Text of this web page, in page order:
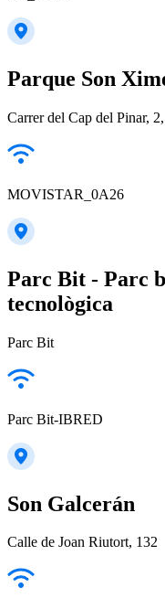
Parque Son
Carrer del Cap del Pinar,
MOVISTAR_0A26
Parc Bit - Parc
tecnològica
Parc Bit
Parc Bit-IBRED
Son Galcerán
Calle de Joan Riutort, 132